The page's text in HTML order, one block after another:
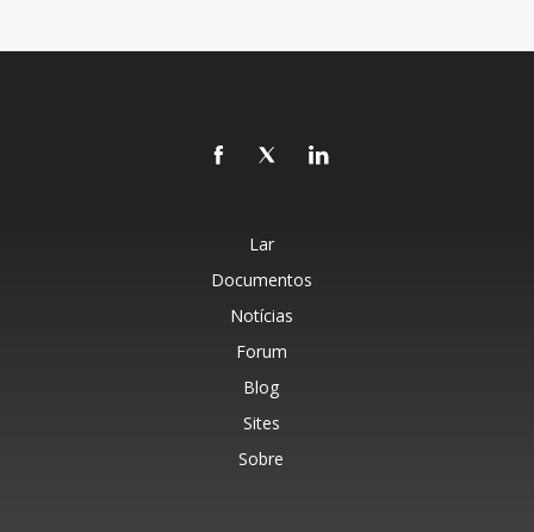
Lar
Documentos
Notícias
Forum
Blog
Sites
Sobre